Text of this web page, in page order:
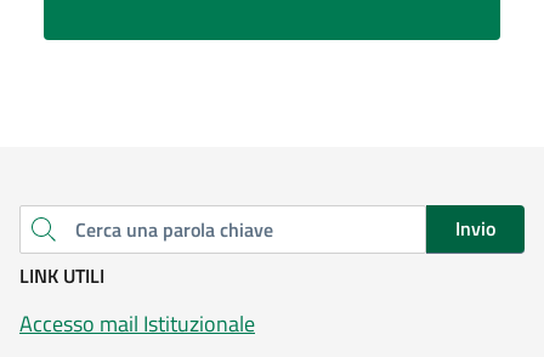
Cerca una parola chiave
Invio
LINK UTILI
Accesso mail Istituzionale